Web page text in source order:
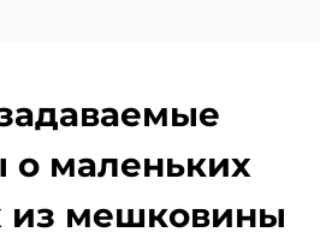
о маленьких
из мешковины